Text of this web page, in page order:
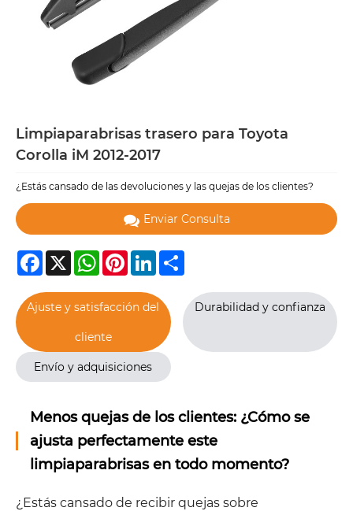
Limpiaparabrisas trasero para Toyota
Corolla iM 2012-2017
¿Estás cansado de las devoluciones y las quejas de los clientes?
Enviar Consulta
Facebook
X WhatsAppPinterestLinkedIn
Ajuste y satisfacción del
cliente
Durabilidad y confianza
Envío y adquisiciones
Menos quejas de los clientes: ¿Cómo se
ajusta perfectamente este
limpiaparabrisas en todo momento?
¿Estás cansado de recibir quejas sobre